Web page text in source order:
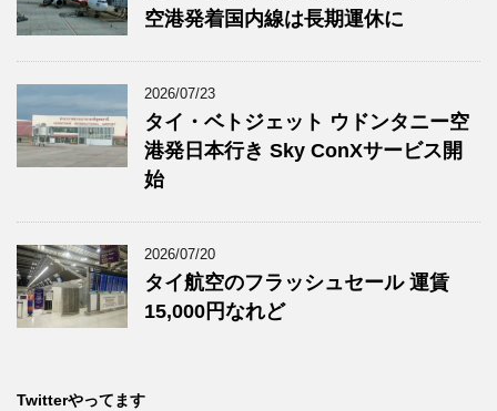
空港発着国内線は長期運休に
2026/07/23
タイ・ベトジェット ウドンタニー空
港発日本行き Sky ConXサービス開
始
2026/07/20
タイ航空のフラッシュセール 運賃
15,000円なれど
Twitterやってます